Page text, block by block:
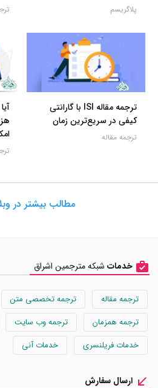
پلاگریسم
ترجمه مقاله ISI با گارانتی
کیفی در سریع‌ترین زمان
ترجمه مقاله
مطالب بیشتر در
خدمات شبکه مترجمین اشراق
ترجمه مقاله ترجمه تخصصی متن
ترجمه همزمان
ترجمه وب سایت
خدمات فریلنسری
خدمات آنی
ارسال سفارش